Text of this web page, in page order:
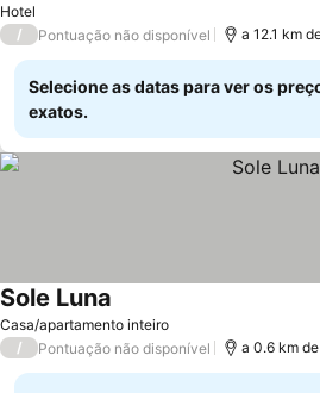
Hotel
/ Pontuação não disponível a 12.1 km
Selecione as datas para ver os
exatos.
Casa/apartamento inteiro
Sole Luna
/ Pontuação não disponível a 0.6 km